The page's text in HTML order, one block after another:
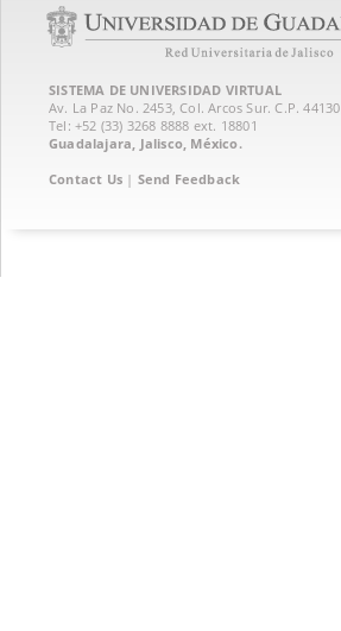
SISTEMA DE UNIVERSIDAD VIRTUAL
Av. La Paz No. 2453, Col. Arcos Sur. C.P. 44130
Tel: +52 (33) 3268 8888‏ ext. 18801
Guadalajara, Jalisco, México.
Contact Us | Send Feedback